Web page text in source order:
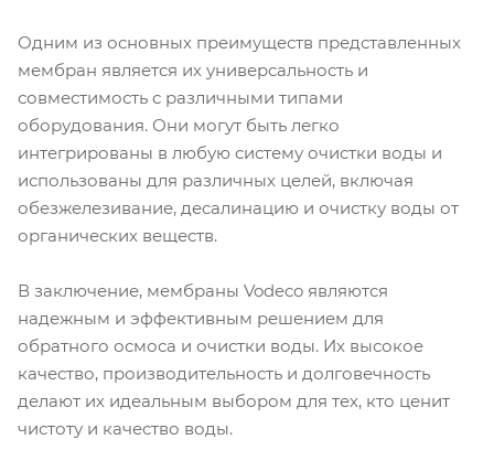
Одним из основных преимуществ представленных
мембран является их универсальность и
совместимость с различными типами
оборудования. Они могут быть легко
интегрированы в любую систему очистки воды и
использованы для различных целей, включая
обезжелезивание, десалинацию и очистку воды от
органических веществ.
В заключение, мембраны Vodeco являются
надежным и эффективным решением для
обратного осмоса и очистки воды. Их высокое
качество, производительность и долговечность
делают их идеальным выбором для тех, кто ценит
чистоту и качество воды.